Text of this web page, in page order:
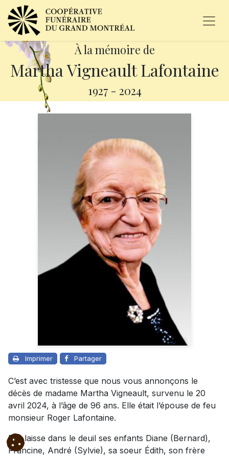
À la mémoire de
Martha Vigneault Lafontaine
1927 - 2024
Imprimer Partager
C’est avec tristesse que nous vous annonçons le
décès de madame Martha Vigneault, survenu le 20
avril 2024, à l’âge de 96 ans. Elle était l’épouse de feu
monsieur Roger Lafontaine.
Elle laisse dans le deuil ses enfants Diane (Bernard),
Francine, André (Sylvie), sa soeur Édith, son frère